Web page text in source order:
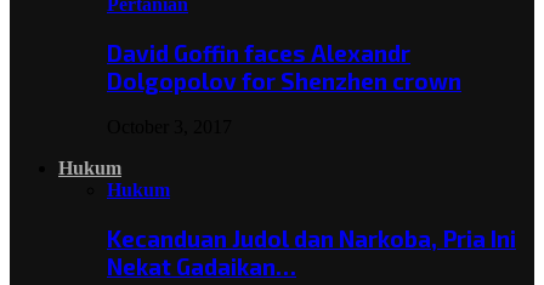
Pertanian
David Goffin faces Alexandr
Dolgopolov for Shenzhen crown
Hukum
Hukum
Kecanduan Judol dan Narkoba, Pria Ini
Nekat Gadaikan…